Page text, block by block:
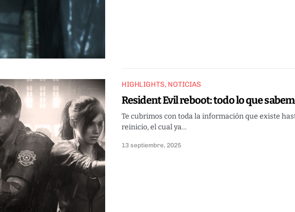
HIGHLIGHTS NOTICIAS
Resident Evil reboot: todo lo que
Te cubrimos con toda la información que existe
reinicio, el cual ya…
13 septiembre, 2025